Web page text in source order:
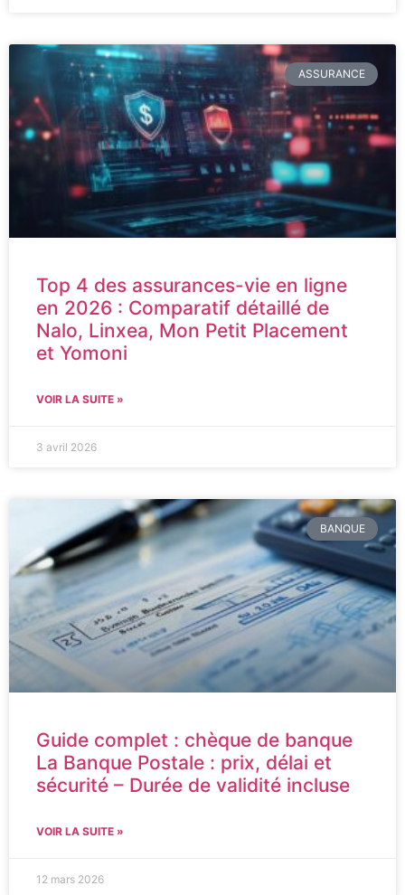
ASSURANCE
Top 4 des assurances-vie en ligne
en 2026 : Comparatif détaillé de
Nalo, Linxea, Mon Petit Placement
et Yomoni
VOIR LA SUITE »
3 avril 2026
BANQUE
Guide complet : chèque de banque
La Banque Postale : prix, délai et
sécurité – Durée de validité incluse
VOIR LA SUITE »
12 mars 2026